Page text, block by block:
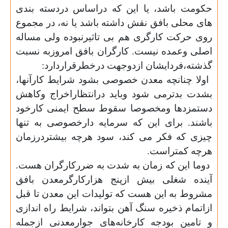
حکومت باشد، یا این که دراساس دردسته بندی
های محلی بافق نقش داشته باشد یا نه، در مجموع
روی حرکت کارگری هم بی تاثیرنبوده ولی مساله
اصلی وعمده نیست. کارگران بافق امروزبه نسبت
گذشته،فردایشان ازدوجهت درخطرقراردارد:
اولا چنانچه معدن خصوصی بشود شرایط کارآنها،
بشدت بدترمی شود وباید درانتظاراخراج وکاهش
دستمزدها ومخصوصا سقوط سطح ایمنی کارخود
باشند. برای این که سرمایه دارخصوصی به تنها
چیزی که فکر می کند، سود هرچه بیشتردرزمان
هرچه کمتراست.
دوما این که زمان به شدت به ضررکارگران هست.
آینده شغلی بیش ازپنج هزارکارگرمعدن بافق
مشروط به این هست که تولیدات این معدن تا قبل
ازاتمام ذخیره سنگ آهن بتواند، شرایط راه اندازی
و تامین بودجه کارخانه‌های جوارمعدنی ازجمله